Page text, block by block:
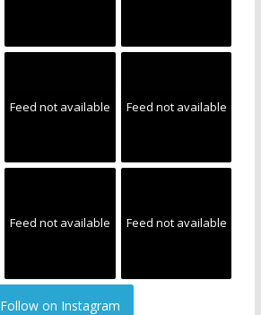
Feed not available Feed not available
Feed not available Feed not available
Follow on Instagram